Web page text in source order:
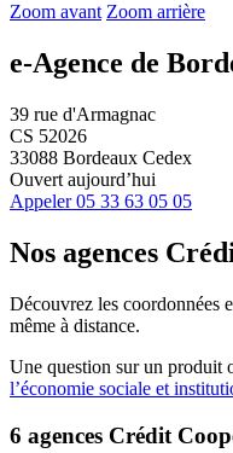
Zoom avant Zoom arrière
e-Agence de
39 rue d'Armagnac
CS 52026
33088 Bordeaux Cedex
Ouvert aujourd’hui
Appeler 05 33 63 05 05
Nos agences
Découvrez les coordonnées
même à distance.
Une question sur un produit
l’économie sociale et
6 agences Crédit